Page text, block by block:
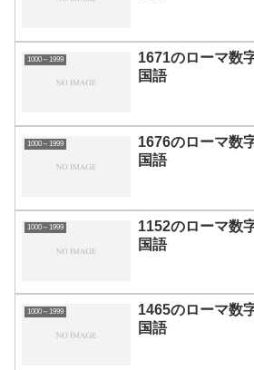
1000～1999
1671のローマ数
国語
1000～1999
1676のローマ数
国語
1000～1999
1152のローマ数
国語
1000～1999
1465のローマ数
国語